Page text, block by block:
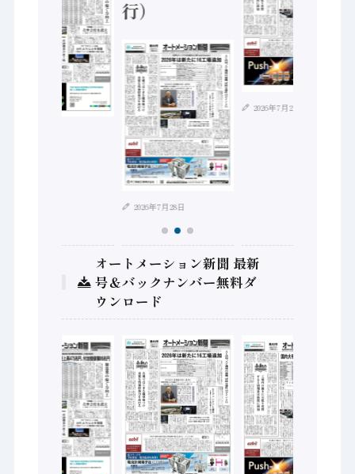
行）
2026年7月28日
2026年7月21日
オートメーション新聞 最新
号＆バックナンバー無料ダ
ウンロード